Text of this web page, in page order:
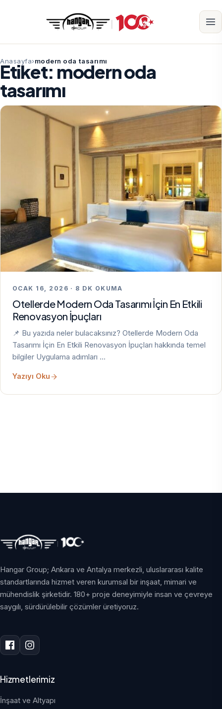
Anasayfa modern oda tasarımı
Etiket: modern oda
tasarımı
OCAK 16, 2026 · 8 DK OKUMA
Otellerde Modern Oda Tasarımı İçin En Etkili
Renovasyon İpuçları
📌 Bu yazıda neler bulacaksınız? Otellerde Modern Oda
Tasarımı İçin En Etkili Renovasyon İpuçları hakkında temel
bilgiler Uygulama adımları …
Yazıyı Oku
Hangar Group; Ankara ve Antalya merkezli, uluslararası kalite
standartlarında hizmet veren kurumsal bir inşaat, mimari ve
mühendislik şirketidir. 180+ proje deneyimiyle insan ve çevreye
saygılı, sürdürülebilir çözümler üretiyoruz.
Hizmetlerimiz
İnşaat ve Altyapı